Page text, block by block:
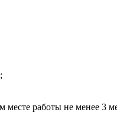
работы не менее 3